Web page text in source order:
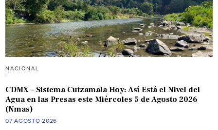
NACIONAL
CDMX – Sistema Cutzamala Hoy: Así Está el Nivel del
Agua en las Presas este Miércoles 5 de Agosto 2026
(Nmas)
07 AGOSTO 2026